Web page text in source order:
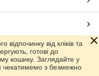
Prom.ua
від кліків та
готові до
кошику. Заглядайте у
з безмежно